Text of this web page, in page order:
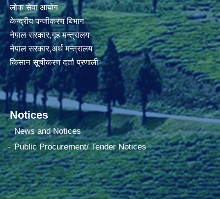
लोक सेवा आयोग
केन्द्रीय पन्जीकरण बिभाग
नेपाल सरकार,गृह मन्त्रालय
नेपाल सरकार,अर्थ मन्त्रालय
किसान सूचीकरण दर्ता प्रणाली
Notices
News and Notices
Public Procurement/ Tender Notices